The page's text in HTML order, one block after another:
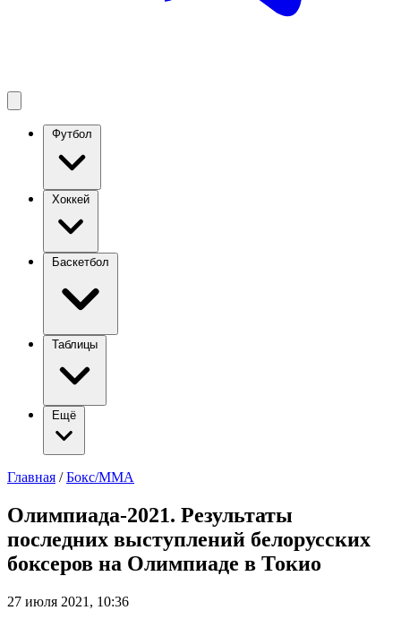
Футбол
Хоккей
Баскетбол
Таблицы
Ещё
Главная / Бокс/ММА
Олимпиада-2021. Результаты
последних выступлений белорусских
боксеров на Олимпиаде в Токио
27 июля 2021, 10:36